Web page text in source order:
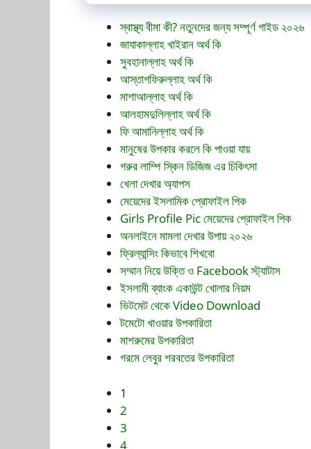
স্বাস্থ্য বীমা কী? নতুনদের জন্য সম্পূর্ণ গাইড ২০২৬
জাযাকাল্লাহ খাইরান অর্থ কি
সুবহানাল্লাহ অর্থ কি
আস্তাগফিরুল্লাহ অর্থ কি
মাশাআল্লাহ অর্থ কি
আলহামদুলিল্লাহ অর্থ কি
ফি আমানিল্লাহ অর্থ কি
মানুষের উপকার করলে কি পাওয়া যায়
গরুর লাম্পি স্কিন ডিজিজ এর চিকিৎসা
খেলা দেখার অ্যাপস
মেয়েদের ইসলামিক প্রোফাইল পিক
Girls Profile Pic মেয়েদের প্রোফাইল পিক
অনলাইনে মামলা দেখার উপায় ২০২৬
ফ্রিল্যান্সিং কিভাবে শিখবো
সম্মান নিয়ে উক্তি ও Facebook স্ট্যাটাস
ইসলামী ব্যাংক একাউন্ট খোলার নিয়ম
ভিটমেট থেকে Video Download
টমেটো খাওয়ার উপকারিতা
মাশরুমের উপকারিতা
গরমে লেবুর শরবতের উপকারিতা
1
2
3
4